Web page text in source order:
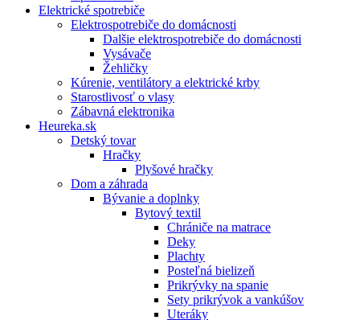
Elektrické spotrebiče
Elektrospotrebiče do domácnosti
Dalšie elektrospotrebiče do domácnosti
Vysávače
Žehličky
Kúrenie, ventilátory a elektrické krby
Starostlivosť o vlasy
Zábavná elektronika
Heureka.sk
Detský tovar
Hračky
Plyšové hračky
Dom a záhrada
Bývanie a doplnky
Bytový textil
Chrániče na matrace
Deky
Plachty
Posteľná bielizeň
Prikrývky na spanie
Sety prikrývok a vankúšov
Uteráky